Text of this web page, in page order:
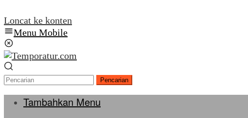
Loncat ke konten
Menu Mobile
Pencarian
Tambahkan Menu